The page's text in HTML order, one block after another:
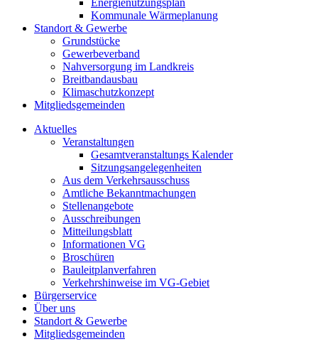
Energienutzungsplan
Kommunale Wärmeplanung
Standort & Gewerbe
Grundstücke
Gewerbeverband
Nahversorgung im Landkreis
Breitbandausbau
Klimaschutzkonzept
Mitgliedsgemeinden
Aktuelles
Veranstaltungen
Gesamtveranstaltungs Kalender
Sitzungsangelegenheiten
Aus dem Verkehrsausschuss
Amtliche Bekanntmachungen
Stellenangebote
Ausschreibungen
Mitteilungsblatt
Informationen VG
Broschüren
Bauleitplanverfahren
Verkehrshinweise im VG-Gebiet
Bürgerservice
Über uns
Standort & Gewerbe
Mitgliedsgemeinden